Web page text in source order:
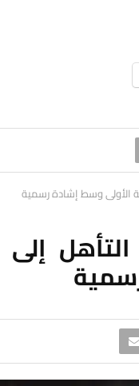
الأولى وسط إشادة رسمية